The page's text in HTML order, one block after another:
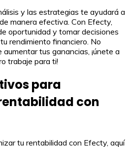
y las estrategias te ayudará a
manera efectiva. Con Efecty,
oportunidad y tomar decisiones
rendimiento financiero. No
tus ganancias, ¡únete a
trabaje para ti!
para
con
tu rentabilidad con Efecty, aquí